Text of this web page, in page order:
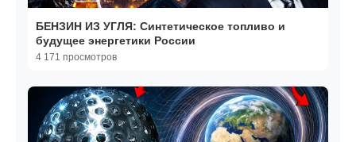
БЕНЗИН ИЗ УГЛЯ: Синтетическое топливо и
будущее энергетики России
4 171 просмотров